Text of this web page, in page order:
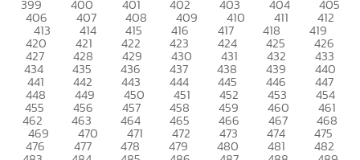
399 400 401 402 403 404 405
406 407 408 409 410 411 412
413 414 415 416 417 418 419
420 421 422 423 424 425 426
427 428 429 430 431 432 433
434 435 436 437 438 439 440
441 442 443 444 445 446 447
448 449 450 451 452 453 454
455 456 457 458 459 460 461
462 463 464 465 466 467 468
469 470 471 472 473 474 475
476 477 478 479 480 481 482